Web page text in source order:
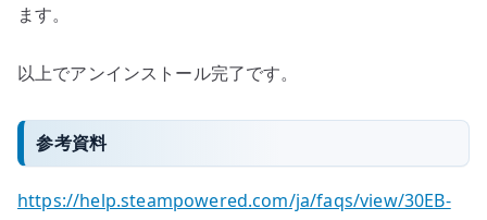
ます。
以上でアンインストール完了です。
参考資料
https://help.steampowered.com/ja/faqs/view/30EB-